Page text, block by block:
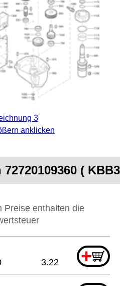
3
anklicken
(
Preise enthalten die
+
3.22